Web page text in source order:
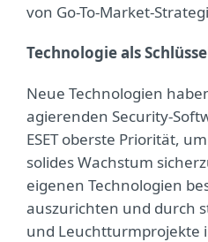
von Go-To-Market-
Technologie als
Neue Technologien
agierenden Security-
ESET oberste Priorität,
solides Wachstum
eigenen Technologien
auszurichten und durch
und Leuchtturmprojekte